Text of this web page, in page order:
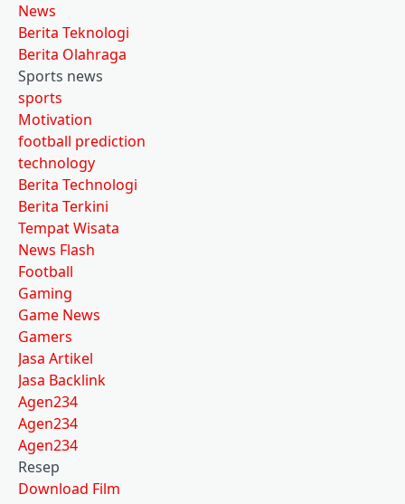
News
Berita Teknologi
Berita Olahraga
Sports news
sports
Motivation
football prediction
technology
Berita Technologi
Berita Terkini
Tempat Wisata
News Flash
Football
Gaming
Game News
Gamers
Jasa Artikel
Jasa Backlink
Agen234
Agen234
Agen234
Resep
Download Film